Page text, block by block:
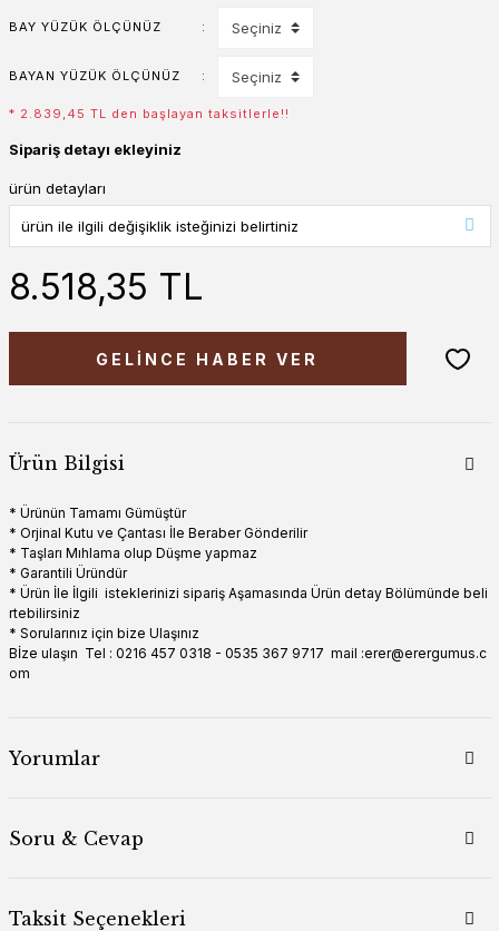
BAY YÜZÜK ÖLÇÜNÜZ
BAYAN YÜZÜK ÖLÇÜNÜZ
* 2.839,45 TL den başlayan taksitlerle!!
Sipariş detayı ekleyiniz
ürün detayları
8.518,35 TL
GELİNCE HABER VER
Ürün Bilgisi
* Ürünün Tamamı Gümüştür
* Orjinal Kutu ve Çantası İle Beraber Gönderilir
* Taşları Mıhlama olup Düşme yapmaz
* Garantili Üründür
* Ürün İle İlgili isteklerinizi sipariş Aşamasında Ürün detay Bölümünde beli
rtebilirsiniz
* Sorularınız için bize Ulaşınız
Bİze ulaşın Tel : 0216 457 0318 - 0535 367 9717 mail :erer@erergumus.c
om
Yorumlar
Soru & Cevap
Taksit Seçenekleri